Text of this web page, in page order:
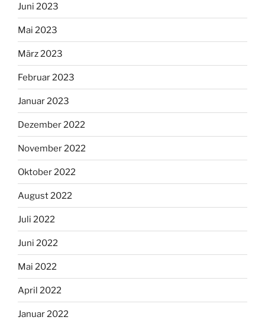
Juni 2023
Mai 2023
März 2023
Februar 2023
Januar 2023
Dezember 2022
November 2022
Oktober 2022
August 2022
Juli 2022
Juni 2022
Mai 2022
April 2022
Januar 2022